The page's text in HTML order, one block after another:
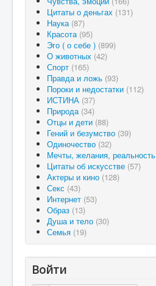
Цитаты о деньгах (131)
Наука (87)
Красота (95)
Эго ( о себе ) (899)
О животных (42)
Спорт (165)
Правда и ложь (93)
Пороки и недостатки (112)
ИСТИНА (37)
Природа (34)
Отцы и дети (88)
Гений и безумство (39)
Одиночество (32)
Мечты, желания, реальность
Цитаты об искусстве (57)
Актеры и кино (128)
Секс (43)
Интернет (53)
Образ (13)
Душа и тело (30)
Семья (19)
Войти